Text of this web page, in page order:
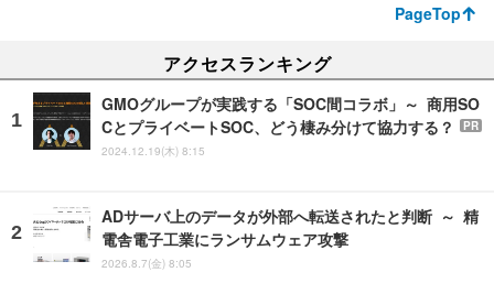
PageTop
アクセスランキング
GMOグループが実践する「SOC間コラボ」～ 商用SO
CとプライベートSOC、どう棲み分けて協力する？
PR
2024.12.19(木) 8:15
ADサーバ上のデータが外部へ転送されたと判断 ～ 精
電舎電子工業にランサムウェア攻撃
2026.8.7(金) 8:05